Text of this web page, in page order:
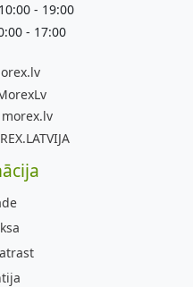
- 19:00
- 17:00
morex.lv